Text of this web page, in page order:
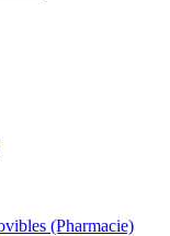
(Pharmacie)